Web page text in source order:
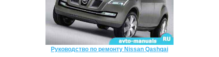
Руководство по ремонту Nissan Qashqai